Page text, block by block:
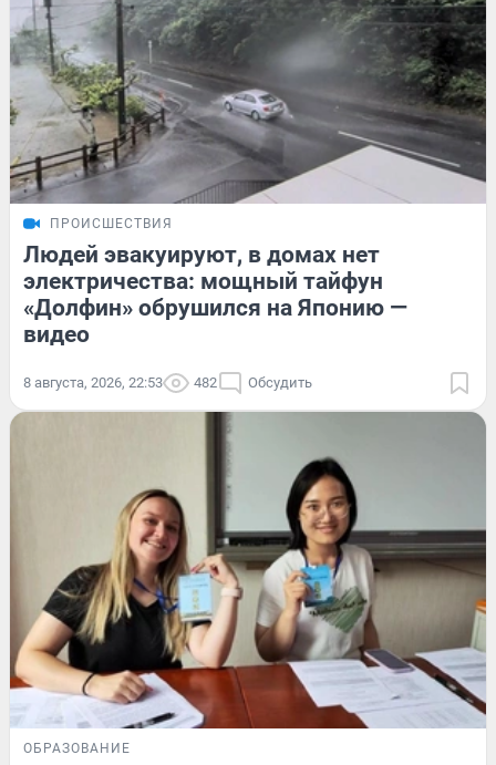
ПРОИСШЕСТВИЯ
Людей эвакуируют, в домах нет
электричества: мощный тайфун
«Долфин» обрушился на Японию —
видео
8 августа, 2026, 22:53 482 Обсудить
ОБРАЗОВАНИЕ